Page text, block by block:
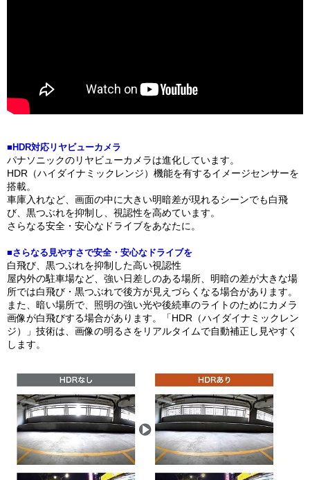
■HDR対応リヤビューカメラ
パナソニックのリヤビューカメラは進化しています。
HDR（ハイダイナミックレンジ）機能を有するイメージセンサーを
搭載。
車庫入れなど、画面の中に大きい明暗差が現れるシーンでも白飛
び、黒つぶれを抑制し、視認性を高めています。
さらなる安全・安心なドライブをあなたに。
■さらなる見やすさで安全・安心なドライブを
白飛び、黒つぶれを抑制した高い視認性
屋内外の駐車場など、強い日差しのある場所、明暗の差が大きな場
所では白飛び・黒つぶれで後方が見えづらくなる場合があります。
また、暗い場所で、照明の強い光や後続車のライトのためにカメラ
画像が白飛びする場合があります。「HDR（ハイダイナミックレン
ジ）」技術は、画像の明るさをリアルタイムで自動補正し見やすく
します。